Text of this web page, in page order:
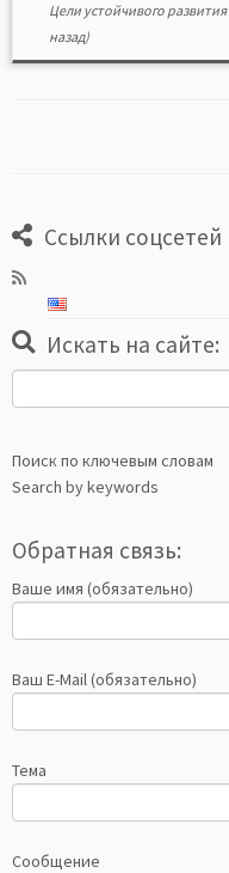
Цели устойчивого развития
назад)
Ссылки соцсетей
Искать на сайте:
Поиск по ключевым словам
Search by keywords
Обратная связь:
Ваше имя (обязательно)
Ваш E-Mail (обязательно)
Тема
Сообщение